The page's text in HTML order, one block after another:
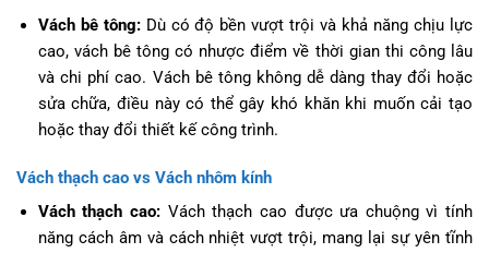
Vách bê tông:Dù có độ bền vượt trội và khả năng chịu lực
cao, vách bê tông có nhược điểm về thời gian thi công lâu
và chi phí cao. Vách bê tông không dễ dàng thay đổi hoặc
sửa chữa, điều này có thể gây khó khăn khi muốn cải tạo
hoặc thay đổi thiết kế công trình.
Vách thạch cao vs Vách nhôm kính
Vách thạch cao: Vách thạch cao được ưa chuộng vì tính
năng cách âm và cách nhiệt vượt trội, mang lại sự yên tĩnh